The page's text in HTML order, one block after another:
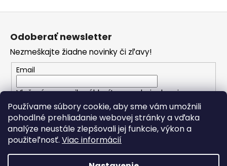
Používame súbory cookie, aby sme vám umožnili
pohodlné prehliadanie webovej stránky a vďaka
analýze neustále zlepšovali jej funkcie, výkon a
použiteľnosť. Viac informácií
Z
e
Odoberať newsletter
Nezmeškajte žiadne novinky či zľavy!
Email
Vložením e-mailu súhlasíte spodmienkami
ochrany osobných údajov
PRIHLÁSIŤ SA